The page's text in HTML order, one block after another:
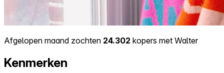
Afgelopen maand zochten 24.302 kopers met Walter
Kenmerken